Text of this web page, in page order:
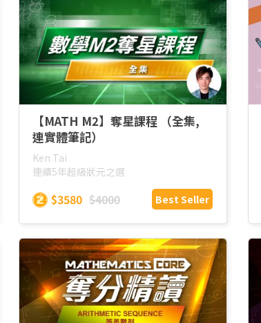
【MATH M2】奪星課程 （全集,
連實體筆記）
Ken Tai
連續5年超級狀元之選
$3580 $4000 Best Seller